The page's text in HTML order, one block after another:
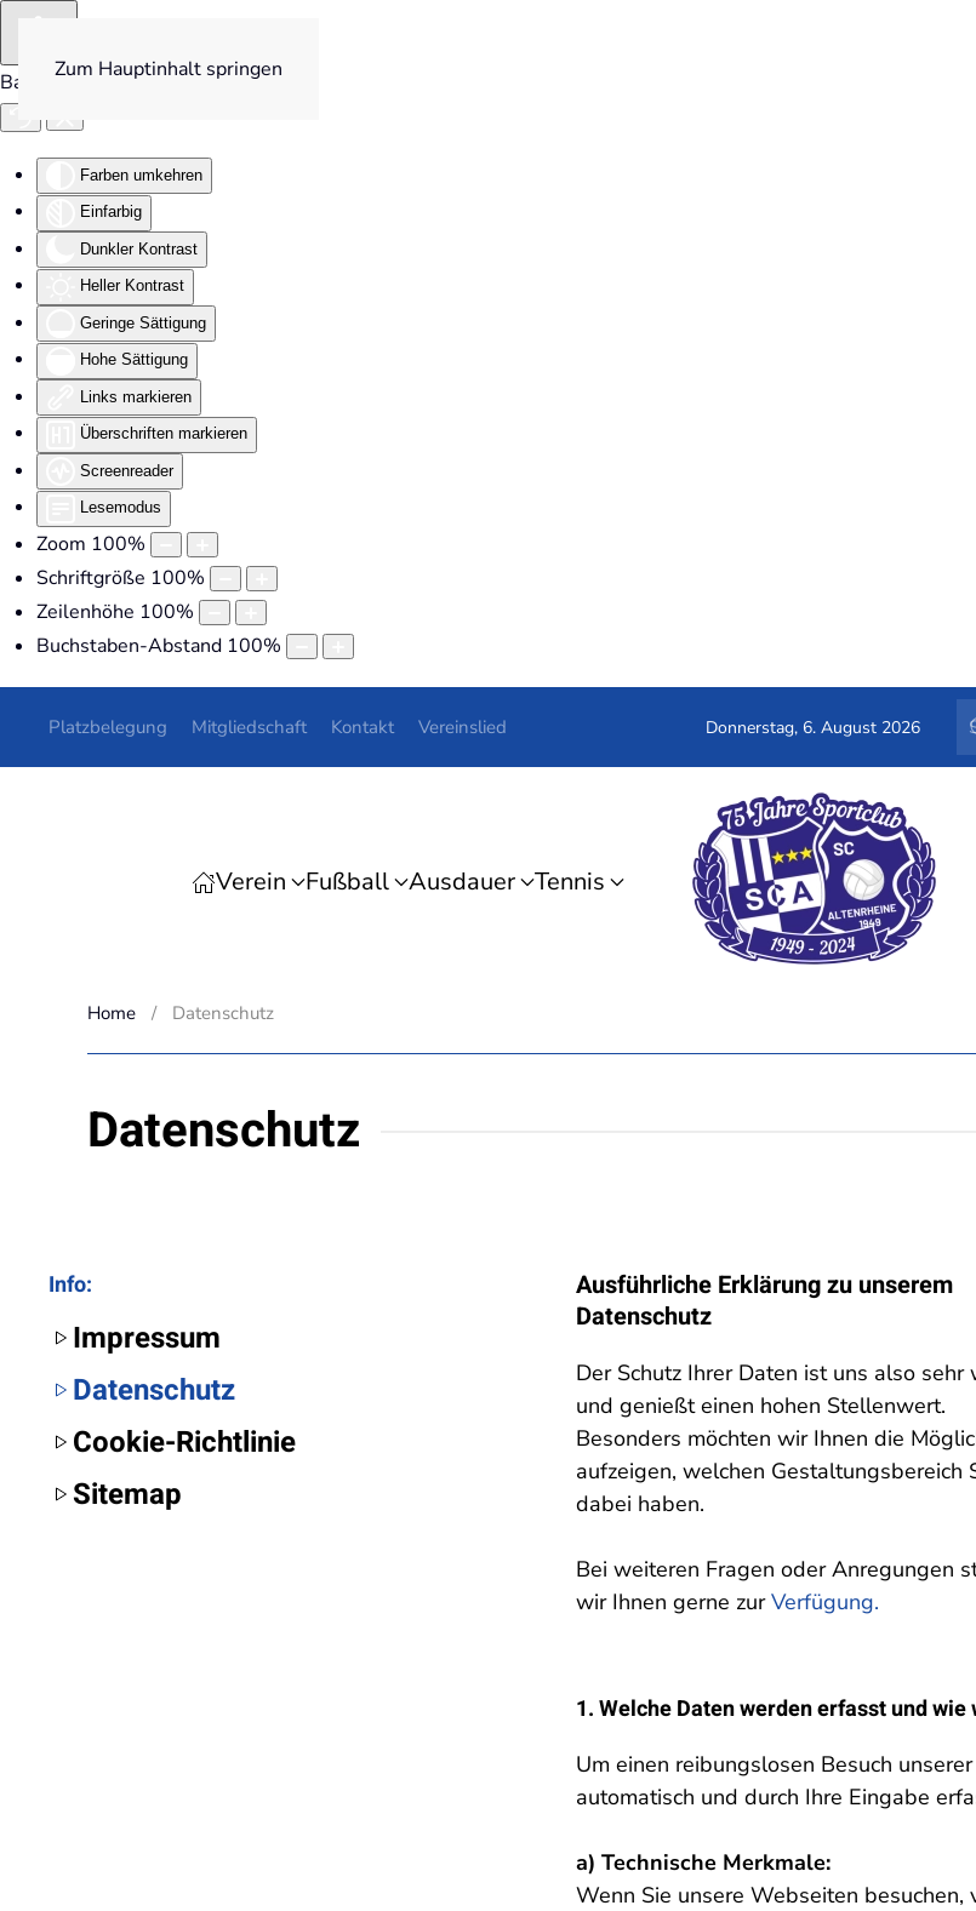
Barrierefreiheit
Farben umkehren
Einfarbig
Dunkler Kontrast
Heller Kontrast
Geringe Sättigung
Hohe Sättigung
Links markieren
Überschriften markieren
Screenreader
Lesemodus
Zoom 100%
Schriftgröße 100%
Zeilenhöhe 100%
Buchstaben-Abstand 100%
Zum Hauptinhalt springen
Platzbelegung Mitgliedschaft Kontakt Vereinslied Donnerstag, 6. August 2026
Verein Fußball Ausdauer Tennis
Home Datenschutz
Datenschutz
Info:
Impressum
Datenschutz
Cookie-Richtlinie
Sitemap
Ausführliche Erklärung zu unserem
Datenschutz
Der Schutz Ihrer Daten ist uns also sehr
und genießt einen hohen Stellenwert.
Besonders möchten wir Ihnen die
aufzeigen, welchen Gestaltungsbereich
dabei haben.
Bei weiteren Fragen oder Anregungen
wir Ihnen gerne zurVerfügung.
1. Welche Daten werden erfasst und
Um einen reibungslosen Besuch
automatisch und durch Ihre Eingabe
a) Technische Merkmale:
Wenn Sie unsere Webseiten